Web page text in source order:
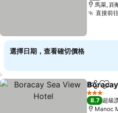
馬萊, 距
直接前
選擇日期，查看確切價格
分享 加
3 星級
8.7 超級
Manoc